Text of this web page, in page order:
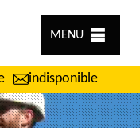
MENU
indisponible